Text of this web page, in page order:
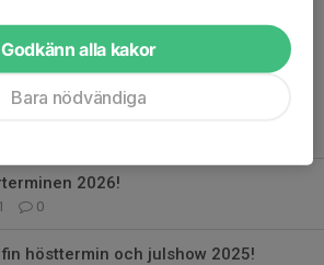
2026!
0
hösttermin och julshow 2025!
Godkänn alla kakor
Bara nödvändiga